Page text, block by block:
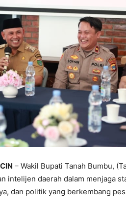
– Wakil Bupati Tanah Bumbu,
intelijen daerah dalam menjaga
dan politik yang berkembang